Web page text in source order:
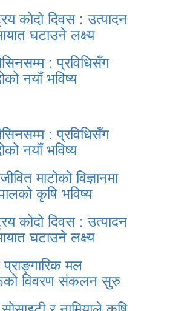
कोदो दिवस : उत्पादन
घटाउने लक्ष्य
: प्रविधिसँग
नयाँ भविष्य
: प्रविधिसँग
नयाँ भविष्य
माटोको विज्ञानमा
कृषि भविष्य
कोदो दिवस : उत्पादन
घटाउने लक्ष्य
प्राङ्गारिक मल
विवरण संकलन सुरु